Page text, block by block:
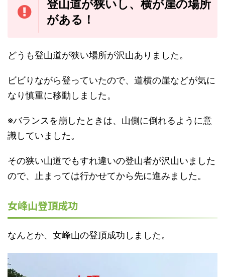
登山道が狭いし、横が崖の場所
がある！
どうも登山道が狭い場所が沢山ありました。
ビビりながら登っていたので、道横の崖などが気に
なり慎重に移動しました。
※バランスを崩したときは、山側に倒れるように意
識していました。
その狭い山道でもすれ違いの登山者が沢山いました
ので、止まっては行かせてから先に進みました。
女峰山登頂成功
なんとか、女峰山の登頂成功しました。